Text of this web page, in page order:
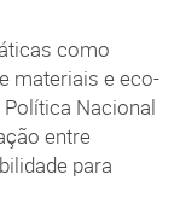
como
materiais e eco-
Política Nacional
entre
para